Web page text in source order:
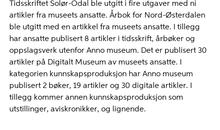
Tidsskriftet Solør-Odal ble utgitt i fire utgaver med ni
artikler fra museets ansatte. Årbok for Nord-Østerdalen
ble utgitt med en artikkel fra museets ansatte. I tillegg
har ansatte publisert 8 artikler i tidsskrift, årbøker og
oppslagsverk utenfor Anno museum. Det er publisert 30
artikler på Digitalt Museum av museets ansatte. I
kategorien kunnskapsproduksjon har Anno museum
publisert 2 bøker, 19 artikler og 30 digitale artikler. I
tillegg kommer annen kunnskapsproduksjon som
utstillinger, aviskronikker, og lignende.